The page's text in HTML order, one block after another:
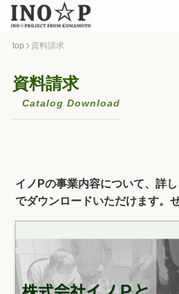
top 資料請求
資料請求
Catalog Download
イノPの事業内容について、詳
でダウンロードいただけます。